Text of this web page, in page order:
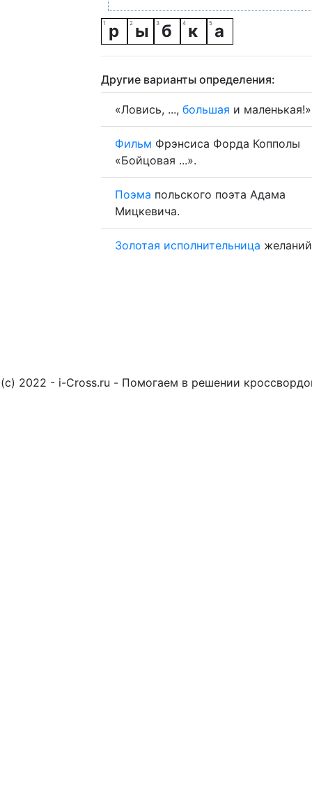
р ы б к а
Другие варианты определения:
«Ловись, ..., большая и
Фильм Фрэнсиса Форда Копполы
«Бойцовая ...».
Поэма польского поэта Адама
Мицкевича.
Золотая исполнительница
(c) 2022 - i-Cross.ru - Помогаем в решении